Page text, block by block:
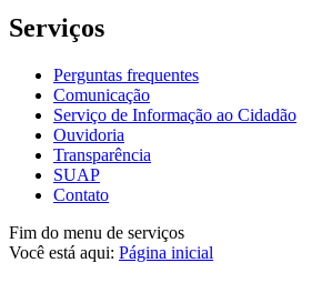
Serviços
Perguntas frequentes
Comunicação
Serviço de Informação ao Cidadão
Ouvidoria
Transparência
SUAP
Contato
Fim do menu de serviços
Você está aqui: Página inicial